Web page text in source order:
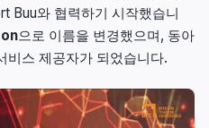
Buu와 협력하기 시작했습니
으로 이름을 변경했으며, 동아
비스 제공자가 되었습니다.